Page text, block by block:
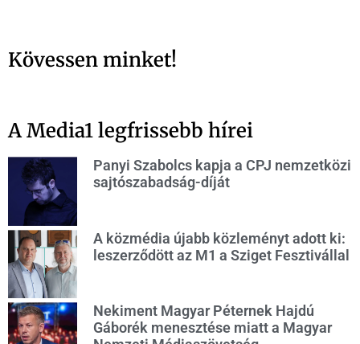
Kövessen minket!
A Media1 legfrissebb hírei
Panyi Szabolcs kapja a CPJ nemzetközi
sajtószabadság-díját
A közmédia újabb közleményt adott ki:
leszerződött az M1 a Sziget Fesztivállal
Nekiment Magyar Péternek Hajdú
Gáborék menesztése miatt a Magyar